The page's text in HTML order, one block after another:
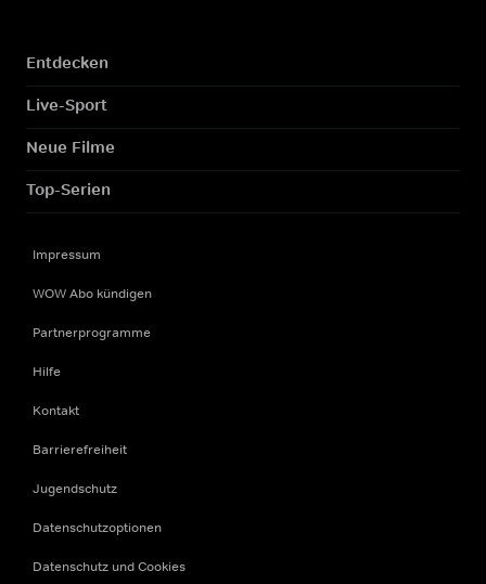
Entdecken
Live-Sport
Neue Filme
Top-Serien
Impressum
WOW Abo kündigen
Partnerprogramme
Hilfe
Kontakt
Barrierefreiheit
Jugendschutz
Datenschutzoptionen
Datenschutz und Cookies